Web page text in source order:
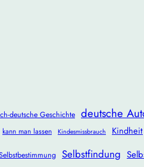
deutsche Geschichte deutsche
kann man lassen Kindesmissbrauch Kindheit
Selbstfindung